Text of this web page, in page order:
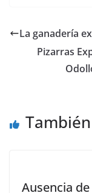
La ganadería
Pizarras
Ausencia